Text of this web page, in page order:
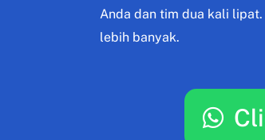
Anda dan tim dua kali
lebih banyak.